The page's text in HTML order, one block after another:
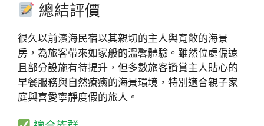
總結評價
很久以前濱海民宿以其親切的主人與寬敞的海景
房，為旅客帶來如家般的溫馨體驗。雖然位處偏遠
且部分設施有待提升，但多數旅客讚賞主人貼心的
早餐服務與自然療癒的海景環境，特別適合親子家
庭與喜愛寧靜度假的旅人。